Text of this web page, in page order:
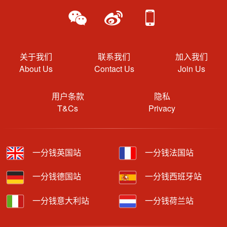
关于我们
About Us
联系我们
Contact Us
加入我们
Join Us
用户条款
T&Cs
隐私
Privacy
一分钱英国站 一分钱法国站
一分钱德国站 一分钱西班牙站
一分钱意大利站 一分钱荷兰站